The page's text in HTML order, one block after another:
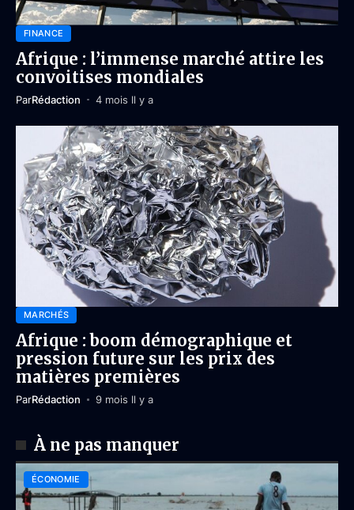
FINANCE
Afrique : l’immense marché attire les
convoitises mondiales
ParRédaction 4 mois Il y a
MARCHÉS
Afrique : boom démographique et
pression future sur les prix des
matières premières
ParRédaction 9 mois Il y a
À ne pas manquer
ÉCONOMIE